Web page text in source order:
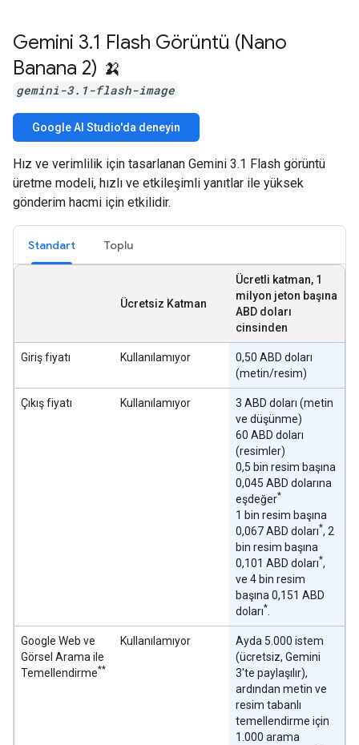
Gemini 3.1 Flash Görüntü (Nano
Banana 2) 🍌
gemini-3.1-flash-image
Google AI Studio'da deneyin
Hız ve verimlilik için tasarlanan Gemini 3.1 Flash görüntü
üretme modeli, hızlı ve etkileşimli yanıtlar ile yüksek
gönderim hacmi için etkilidir.
Standart Toplu
Ücretsiz Katman
Ücretli katman, 1
milyon jeton başına
ABD doları
cinsinden
Giriş fiyatı Kullanılamıyor
0,50 ABD doları
(metin/resim)
Çıkış fiyatı Kullanılamıyor
3 ABD doları (metin
ve düşünme)
60 ABD doları
(resimler)
0,5 bin resim başına
0,045 ABD dolarına
eşdeğer*
1 bin resim başına
0,067 ABD doları*, 2
bin resim başına
0,101 ABD doları*,
ve 4 bin resim
başına 0,151 ABD
doları*
Google Web ve
Görsel Arama ile
Temellendirme**
Kullanılamıyor
Ayda 5.000 istem
(ücretsiz, Gemini
3'te paylaşılır),
ardından metin ve
resim tabanlı
temellendirme için
1.000 arama